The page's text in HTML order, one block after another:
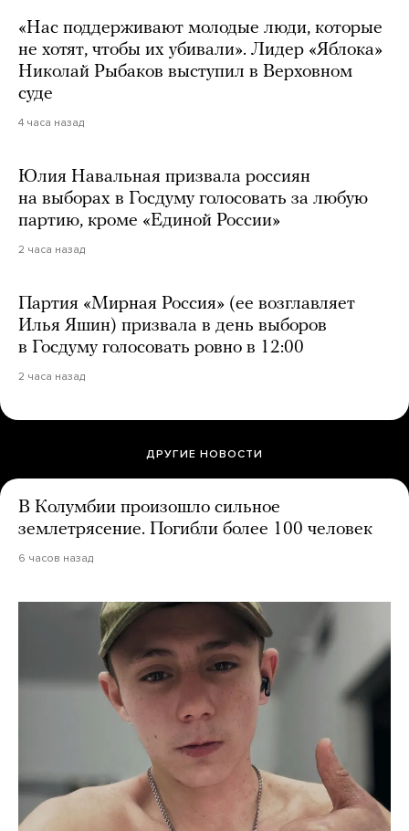
«Нас поддерживают молодые люди, которые
не хотят, чтобы их убивали». Лидер «Яблока»
Николай Рыбаков выступил в Верховном
суде
4 часа назад
Юлия Навальная призвала россиян
на выборах в Госдуму голосовать за любую
партию, кроме «Единой России»
2 часа назад
Партия «Мирная Россия» (ее возглавляет
Илья Яшин) призвала в день выборов
в Госдуму голосовать ровно в 12:00
2 часа назад
ДРУГИЕ НОВОСТИ
В Колумбии произошло сильное
землетрясение. Погибли более 100 человек
6 часов назад